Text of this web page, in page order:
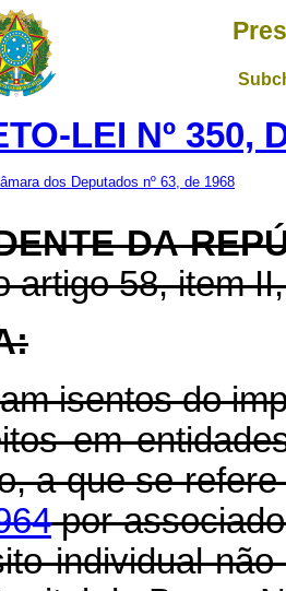
LEI Nº 350,
dos Deputados nº 63, de 1968
DA
artigo 58, item
isentos do
em
a que se
por
individual